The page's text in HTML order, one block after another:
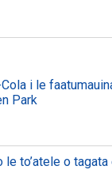
i le
Park
to’atele o tagata